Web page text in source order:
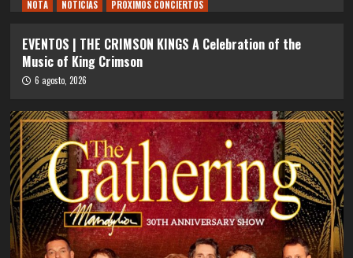
NOTA NOTICIAS PRÓXIMOS CONCIERTOS
EVENTOS | THE CRIMSON KINGS A Celebration of the
Music of King Crimson
6 agosto, 2026